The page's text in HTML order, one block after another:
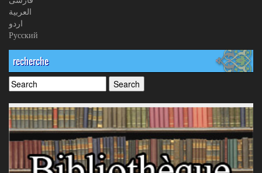
العربیة
اردو
Русский
recherche